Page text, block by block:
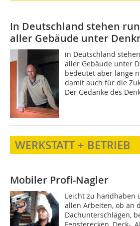
In Deutschland stehen
aller Gebäude unter
in Deutschland
aller Gebäude unter
bedeutet aber lange
damit auch für die
Der Gedanke des
WERKSTATT + BETRIEB
Mobiler Profi-Nagler
Leicht zu handhaben
allen Arbeiten, ob an
Dachunterschlägen,